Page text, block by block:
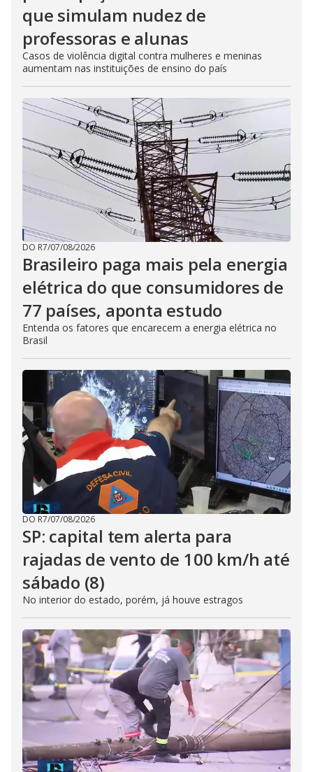
que simulam nudez de
professoras e alunas
Casos de violência digital contra mulheres e meninas
aumentam nas instituições de ensino do país
DO R7/07/08/2026
Brasileiro paga mais pela energia
elétrica do que consumidores de
77 países, aponta estudo
Entenda os fatores que encarecem a energia elétrica no
Brasil
DO R7/07/08/2026
SP: capital tem alerta para
rajadas de vento de 100 km/h até
sábado (8)
No interior do estado, porém, já houve estragos